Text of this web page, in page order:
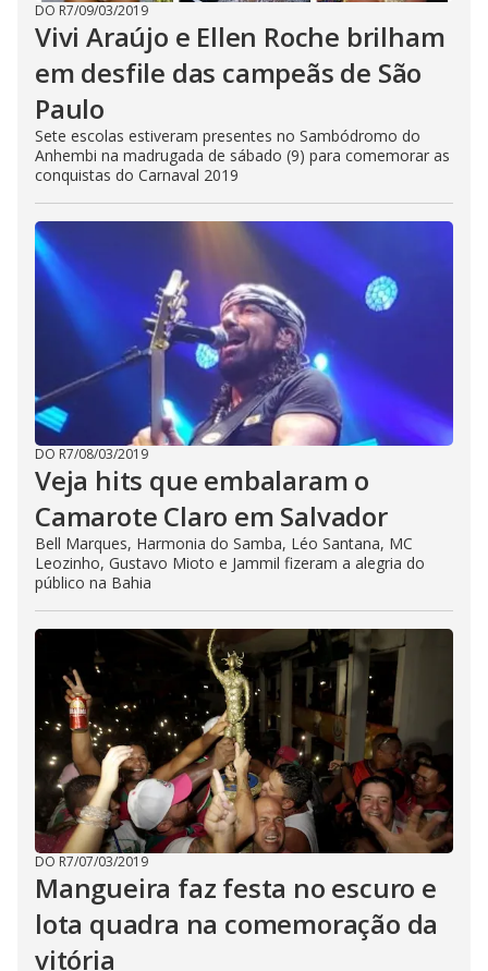
DO R7/09/03/2019
Vivi Araújo e Ellen Roche brilham
em desfile das campeãs de São
Paulo
Sete escolas estiveram presentes no Sambódromo do
Anhembi na madrugada de sábado (9) para comemorar as
conquistas do Carnaval 2019
DO R7/08/03/2019
Veja hits que embalaram o
Camarote Claro em Salvador
Bell Marques, Harmonia do Samba, Léo Santana, MC
Leozinho, Gustavo Mioto e Jammil fizeram a alegria do
público na Bahia
DO R7/07/03/2019
Mangueira faz festa no escuro e
lota quadra na comemoração da
vitória